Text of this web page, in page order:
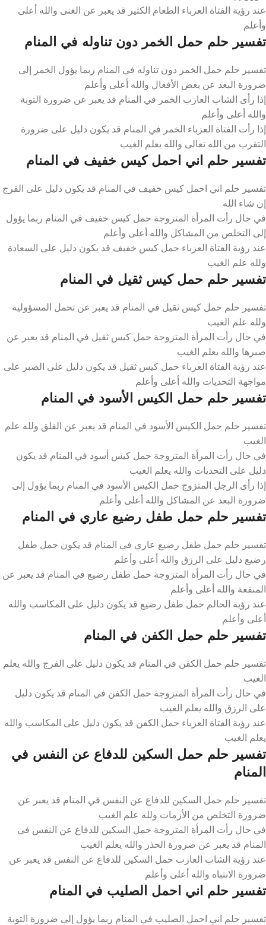
عند رؤية الفتاة العزباء الطعام الكثير قد يعبر عن الغنى والله أعلى
وأعلم
تفسير حلم حمل الخمر دون تناوله في المنام
تفسير حلم حمل الخمر دون تناوله في المنام ربما يؤول الخمر إلى
ضرورة البعد عن بعض الأفعال والله أعلى وأعلم
إذا رأى الشاب العازب الخمر في المنام قد يعبر عن ضرورة التوبة
والله أعلى وأعلم
إذا رأت الفتاة العزباء الخمر في المنام قد يكون دليل على ضرورة
التقرب من الله تعالى والله يعلم الغيب
تفسير حلم اني احمل كيس خفيف في المنام
تفسير حلم اني احمل كيس خفيف في المنام قد يكون دليل على الفرج
إن شاء الله
في حال رأت المرأة المتزوجة حمل كيس خفيف في المنام ربما يؤول
إلى التخلص من المشاكل والله أعلى وأعلم
عند رؤية الفتاة العزباء حمل كيس خفيف قد يكون دليل على السعادة
ولله علم الغيب
تفسير حلم حمل كيس ثقيل في المنام
تفسير حلم حمل كيس ثقيل في المنام قد يعبر عن تحمل المسؤولية
ولله علم الغيب
في حال رأت المرأة المتزوجة حمل كيس ثقيل في المنام قد يعبر عن
صبرها والله يعلم الغيب
عند رؤية الفتاة العزباء حمل كيس ثقيل قد يكون دليل على الصبر على
مواجهة التحديات والله أعلى وأعلم
تفسير حلم حمل الكيس الأسود في المنام
تفسير حلم حمل الكيس الأسود في المنام قد يعبر عن القلق ولله علم
الغيب
في حال رأت المرأة المتزوجة حمل كيس أسود في المنام قد يكون
دليل على التحديات والله يعلم الغيب
إذا رأى الرجل المتزوج حمل الكيس الأسود في المنام ربما يؤول إلى
ضرورة البعد عن المشاكل والله أعلى وأعلم
تفسير حلم حمل طفل رضيع عاري في المنام
تفسير حلم حمل طفل رضيع عاري في المنام قد يكون حمل طفل
رضيع دليل على الرزق والله أعلى وأعلم
في حال رأت المرأة المتزوجة حمل طفل رضيع في المنام قد يعبر عن
المنفعة والله أعلى وأعلم
عند رؤية الحالم حمل طفل رضيع قد يكون دليل على المكاسب والله
أعلى وأعلم
تفسير حلم حمل الكفن في المنام
تفسير حلم حمل الكفن في المنام قد يكون دليل على الفرج والله يعلم
الغيب
في حال رأت المرأة المتزوجة حمل الكفن في المنام قد يكون دليل
على الرزق والله يعلم الغيب
عند رؤية الفتاة العزباء حمل الكفن قد يكون دليل على المكاسب والله
يعلم الغيب
تفسير حلم حمل السكين للدفاع عن النفس في
المنام
تفسير حلم حمل السكين للدفاع عن النفس في المنام قد يعبر عن
ضرورة التخلص من الأزمات ولله علم الغيب
في حال رأت المرأة المتزوجة حمل السكين للدفاع عن النفس في
المنام قد يعبر عن ضرورة الحذر والله يعلم الغيب
عند رؤية الشاب العازب حمل السكين للدفاع عن النفس قد يعبر عن
ضرورة الانتباه والله أعلى وأعلم
تفسير حلم اني احمل الصليب في المنام
تفسير حلم اني احمل الصليب في المنام ربما يؤول إلى ضرورة التوبة